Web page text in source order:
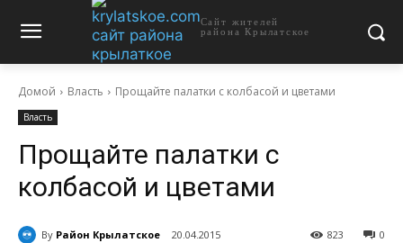
Сайт жителей
района Крылатское
Домой Власть Прощайте палатки с колбасой и цветами
Власть
Прощайте палатки с
колбасой и цветами
By Район Крылатское 20.04.2015 0
823